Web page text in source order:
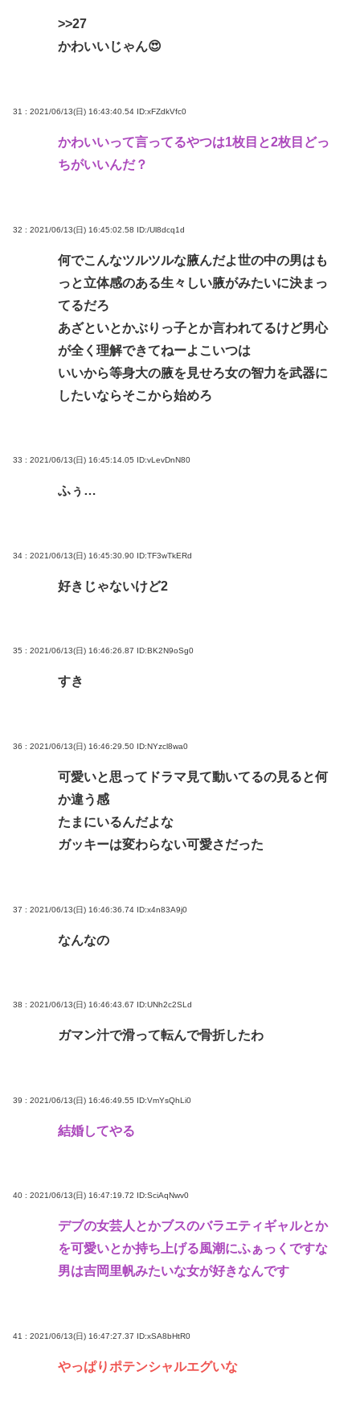
>>27
かわいいじゃん😍
31 : 2021/06/13(日) 16:43:40.54 ID:xFZdkVfc0
かわいいって言ってるやつは1枚目と2枚目どっ
ちがいいんだ？
32 : 2021/06/13(日) 16:45:02.58 ID:/Ul8dcq1d
何でこんなツルツルな腋んだよ世の中の男はも
っと立体感のある生々しい腋がみたいに決まっ
てるだろ
あざといとかぶりっ子とか言われてるけど男心
が全く理解できてねーよこいつは
いいから等身大の腋を見せろ女の智力を武器に
したいならそこから始めろ
33 : 2021/06/13(日) 16:45:14.05 ID:vLevDnN80
ふぅ…
34 : 2021/06/13(日) 16:45:30.90 ID:TF3wTkERd
好きじゃないけど2
35 : 2021/06/13(日) 16:46:26.87 ID:BK2N9oSg0
すき
36 : 2021/06/13(日) 16:46:29.50 ID:NYzcl8wa0
可愛いと思ってドラマ見て動いてるの見ると何
か違う感
たまにいるんだよな
ガッキーは変わらない可愛さだった
37 : 2021/06/13(日) 16:46:36.74 ID:x4n83A9j0
なんなの
38 : 2021/06/13(日) 16:46:43.67 ID:UNh2c2SLd
ガマン汁で滑って転んで骨折したわ
39 : 2021/06/13(日) 16:46:49.55 ID:VmYsQhLi0
結婚してやる
40 : 2021/06/13(日) 16:47:19.72 ID:SciAqNwv0
デブの女芸人とかブスのバラエティギャルとか
を可愛いとか持ち上げる風潮にふぁっくですな
男は吉岡里帆みたいな女が好きなんです
41 : 2021/06/13(日) 16:47:27.37 ID:xSA8bHtR0
やっぱりポテンシャルエグいな